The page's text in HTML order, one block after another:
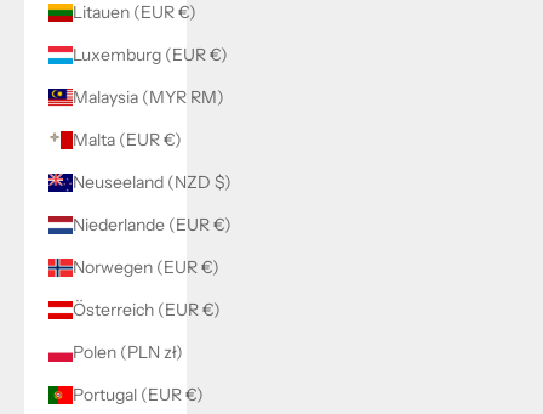
Litauen (EUR €)
Luxemburg (EUR €)
Malaysia (MYR RM)
Malta (EUR €)
Neuseeland (NZD $)
Niederlande (EUR €)
Norwegen (EUR €)
Österreich (EUR €)
Polen (PLN zł)
Portugal (EUR €)